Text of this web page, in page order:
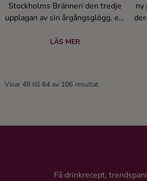
Stockholms Bränneri den tredje
upplagan av sin årgångsglögg, ett
smaker kring julens festligheter.
och mandel samsas med
LÄS MER
ny
Visar 49 till 64 av 106 resultat
Få drinkrecept,